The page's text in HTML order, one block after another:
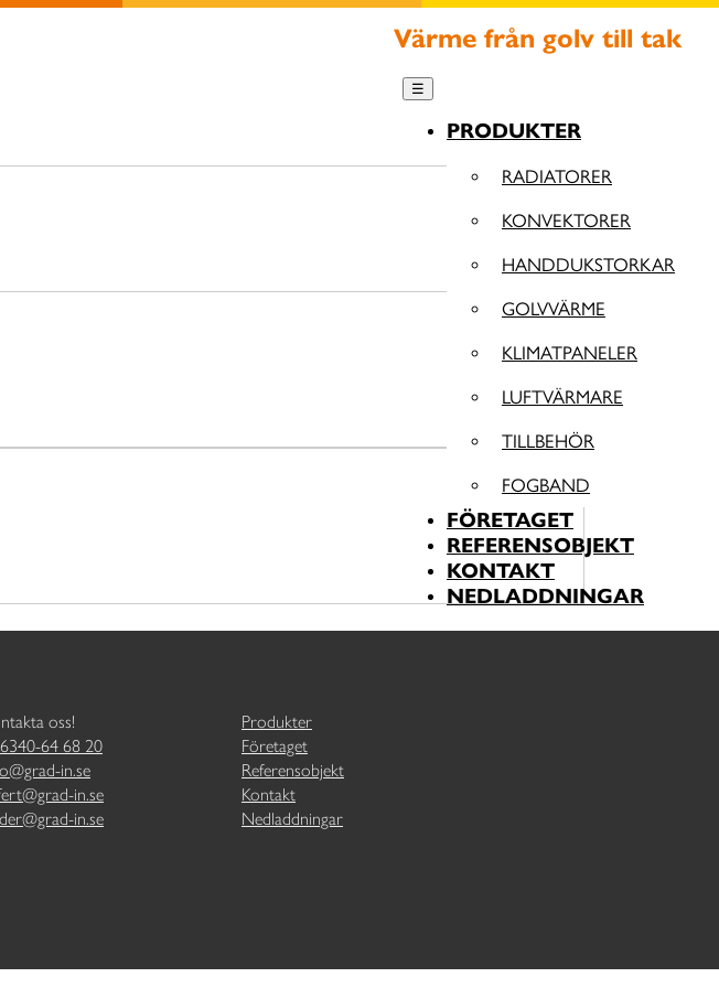
Värme från golv till tak
☰
PRODUKTER
RADIATORER
KONVEKTORER
HANDDUKSTORKAR
GOLVVÄRME
KLIMATPANELER
LUFTVÄRMARE
TILLBEHÖR
FOGBAND
FÖRETAGET
REFERENSOBJEKT
KONTAKT
NEDLADDNINGAR
oss!
64 68 20
in.se
in.se
in.se
Produkter
Företaget
Referensobjekt
Kontakt
Nedladdningar